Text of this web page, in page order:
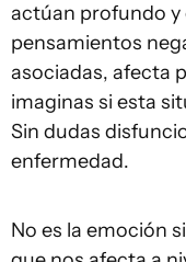
actúan profundo
pensamientos
asociadas, afecta
imaginas si esta
Sin dudas
enfermedad.
No es la emoción